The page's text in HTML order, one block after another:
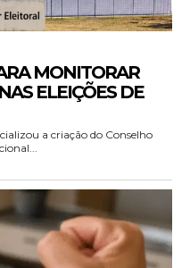
MONITORAR
ELEIÇÕES DE
a criação do Conselho